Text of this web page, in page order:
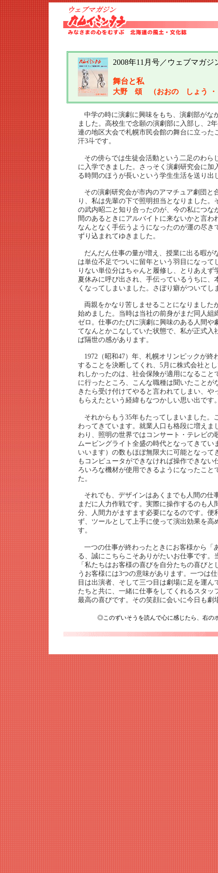
2008年11月号／ウェブマガ
舞台と私
大野 頌 （おおの しょう ・
中学の時に演劇に興味をもち、演劇部がな
ました。高校生で念願の演劇部に入部し、2
連の地区大会で札幌市民会館の舞台に立った
汗3斗です。
その傍らでは生徒会活動という二足のわら
に入学できました。さっそく演劇研究会に加
る時間のほうが長いという学生生活を送り出
その演劇研究会が市内のアマチュア劇団と
り、私は先輩の下で照明担当となりました
の武内昭二と知り合ったのが、今の私につな
間のあるときにアルバイトに来ないかと言わ
なんとなく手伝うようになったのが運の尽き
ずり込まれてゆきました。
だんだん仕事の量が増え、授業に出る暇が
は単位不足でついに留年という羽目になって
りない単位分はちゃんと履修し、とりあえ
夏休みに呼び出され、手伝っているうちに、
くなってしまいました。さぼり癖がついてし
両親をかなり苦しませることになりました
始めました。当時は当社の前身がまだ同人組
ゼロ。仕事のたびに演劇に興味のある人間や
てなんとかこなしていた状態で、私が正式入
ば隔世の感があります。
1972（昭和47）年、札幌オリンピックが
することを決断してくれ、5月に株式会社と
れしかったのは、社会保険が適用になること
に行ったところ、こんな職種は聞いたことが
きたら受け付けてやると言われてしまい、や
もらえたという経緯もなつかしい思い出です
それからもう35年もたってしまいました。
わってきています。就業人口も格段に増えま
わり、照明の世界ではコンサート・テレビの
ムービングライト全盛の時代となってきて
いいます）の数もほぼ無限大に可能となって
もコンピュータができなければ操作できない
ろいろな機材が使用できるようになったこと
た。
それでも、デザインはあくまでも人間の仕
まだに人力作戦です。実際に操作するのも
分、人間力がますます必要になるのです。便
ず、ツールとして上手に使って演出効果を高
す。
一つの仕事が終わったときにお客様から「
る、誠にこちらこそありがたいお仕事です。
「私たちはお客様の喜びを自分たちの喜び
うお客様には3つの意味があります。一つは
目は出演者、そして三つ目は劇場に足を運ん
たちと共に、一緒に仕事をしてくれるスタッ
最高の喜びです。その笑顔に会いに今日も劇
◎このずいそうを読んで心に感じたら、右